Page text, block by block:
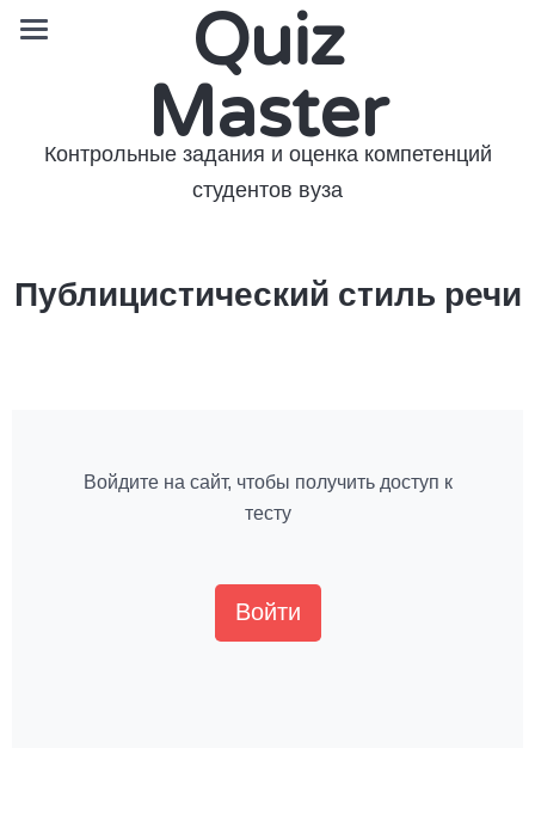
Quiz
Master
Контрольные задания и оценка компетенций
студентов вуза
Публицистический стиль речи
Войдите на сайт, чтобы получить доступ к
тесту
Войти